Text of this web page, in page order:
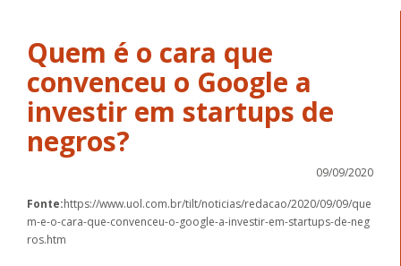
Quem é o cara que
convenceu o Google a
investir em startups de
negros?
09/09/2020
Fonte:https://www.uol.com.br/tilt/noticias/redacao/2020/09/09/que
m-e-o-cara-que-convenceu-o-google-a-investir-em-startups-de-neg
ros.htm